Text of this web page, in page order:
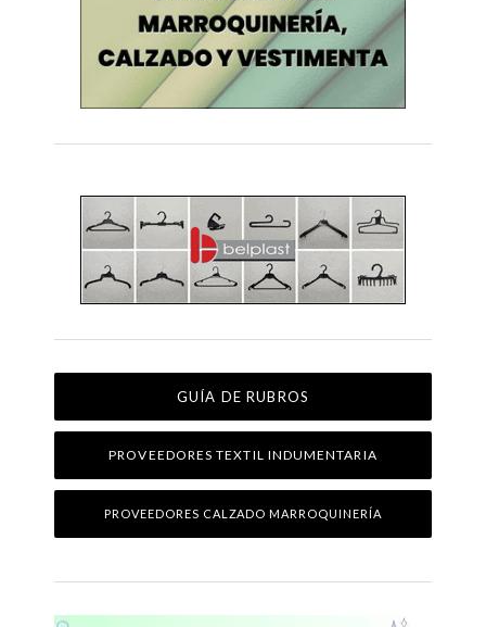
GUÍA DE RUBROS
PROVEEDORES TEXTIL INDUMENTARIA
PROVEEDORES CALZADO MARROQUINERÍA